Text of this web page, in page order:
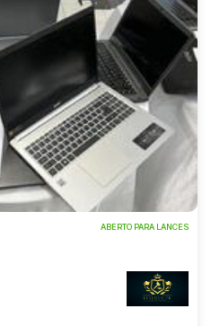
ABERTO PARA LANCES